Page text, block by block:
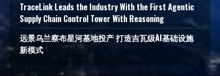
TraceLink Leads the Industry With the First Agentic
Supply Chain Control Tower With Reasoning
远景乌兰察布星河基地投产 打造吉瓦级AI基础设施
新模式